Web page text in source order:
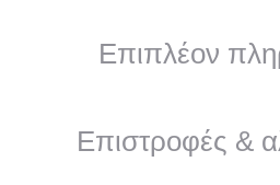
Επιπλέον
Επιστροφές &